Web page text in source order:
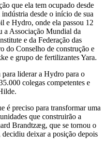
que ela tem ocupado desde
desde o início de sua
e Hydro, onde ela passou 12
a Associação Mundial da
e da Federação das
do Conselho de construção e
e grupo de fertilizantes Yara.
para liderar a Hydro para o
colegas competentes e
é preciso para transformar uma
que construirão a
Brandtzæg, que se tornou o
deixar a posição depois